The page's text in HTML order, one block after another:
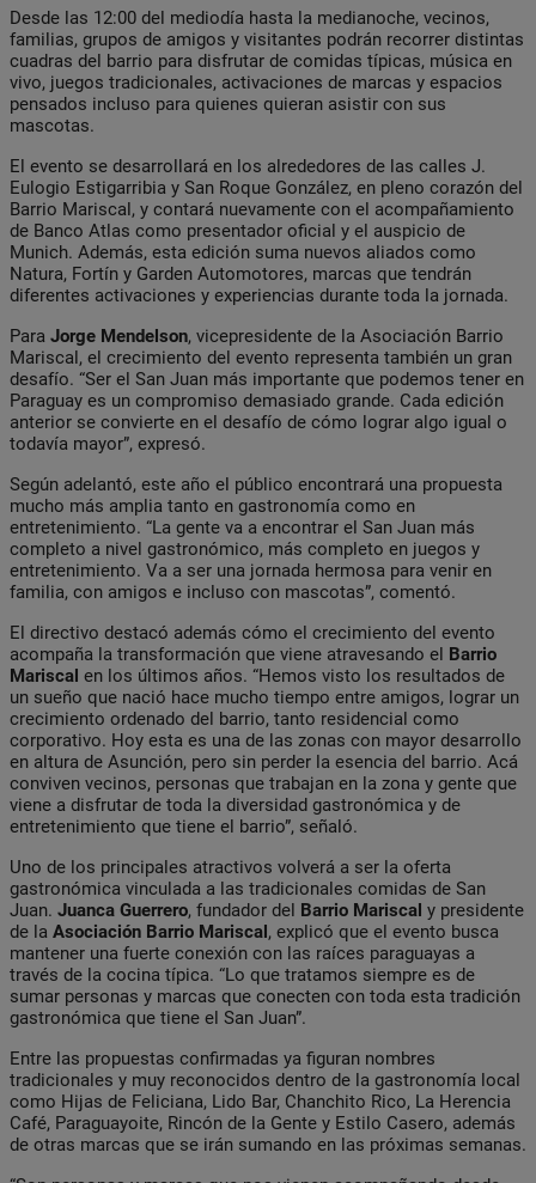
Desde las 12:00 del mediodía hasta la medianoche, vecinos,
familias, grupos de amigos y visitantes podrán recorrer distintas
cuadras del barrio para disfrutar de comidas típicas, música en
vivo, juegos tradicionales, activaciones de marcas y espacios
pensados incluso para quienes quieran asistir con sus
mascotas.
El evento se desarrollará en los alrededores de las calles J.
Eulogio Estigarribia y San Roque González, en pleno corazón del
Barrio Mariscal, y contará nuevamente con el acompañamiento
de Banco Atlas como presentador oficial y el auspicio de
Munich. Además, esta edición suma nuevos aliados como
Natura, Fortín y Garden Automotores, marcas que tendrán
diferentes activaciones y experiencias durante toda la jornada.
Para Jorge Mendelson, vicepresidente de la Asociación Barrio
Mariscal, el crecimiento del evento representa también un gran
desafío. “Ser el San Juan más importante que podemos tener en
Paraguay es un compromiso demasiado grande. Cada edición
anterior se convierte en el desafío de cómo lograr algo igual o
todavía mayor”, expresó.
Según adelantó, este año el público encontrará una propuesta
mucho más amplia tanto en gastronomía como en
entretenimiento. “La gente va a encontrar el San Juan más
completo a nivel gastronómico, más completo en juegos y
entretenimiento. Va a ser una jornada hermosa para venir en
familia, con amigos e incluso con mascotas”, comentó.
El directivo destacó además cómo el crecimiento del evento
acompaña la transformación que viene atravesando el Barrio
Mariscal en los últimos años. “Hemos visto los resultados de
un sueño que nació hace mucho tiempo entre amigos, lograr un
crecimiento ordenado del barrio, tanto residencial como
corporativo. Hoy esta es una de las zonas con mayor desarrollo
en altura de Asunción, pero sin perder la esencia del barrio. Acá
conviven vecinos, personas que trabajan en la zona y gente que
viene a disfrutar de toda la diversidad gastronómica y de
entretenimiento que tiene el barrio”, señaló.
Uno de los principales atractivos volverá a ser la oferta
gastronómica vinculada a las tradicionales comidas de San
Juan. Juanca Guerrero, fundador del Barrio Mariscal y presidente
de la Asociación Barrio Mariscal, explicó que el evento busca
mantener una fuerte conexión con las raíces paraguayas a
través de la cocina típica. “Lo que tratamos siempre es de
sumar personas y marcas que conecten con toda esta tradición
gastronómica que tiene el San Juan”.
Entre las propuestas confirmadas ya figuran nombres
tradicionales y muy reconocidos dentro de la gastronomía local
como Hijas de Feliciana, Lido Bar, Chanchito Rico, La Herencia
Café, Paraguayoite, Rincón de la Gente y Estilo Casero, además
de otras marcas que se irán sumando en las próximas semanas.